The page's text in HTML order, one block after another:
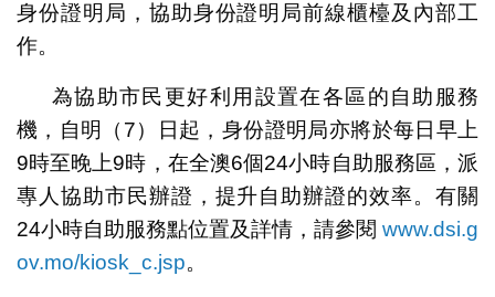
身份證明局，協助身份證明局前線櫃檯及內部工
作。
為協助市民更好利用設置在各區的自助服務
機，自明（7）日起，身份證明局亦將於每日早上
9時至晚上9時，在全澳6個24小時自助服務區，派
專人協助市民辦證，提升自助辦證的效率。有關
24小時自助服務點位置及詳情，請參閱www.dsi.g
ov.mo/kiosk_c.jsp。